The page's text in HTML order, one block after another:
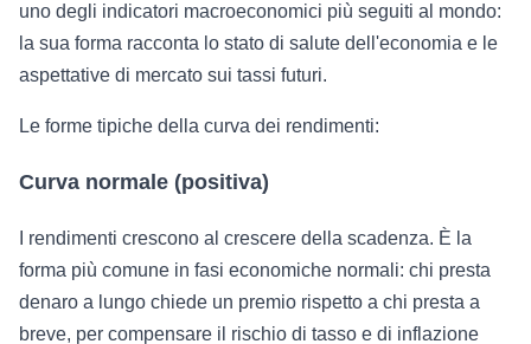
uno degli indicatori macroeconomici più seguiti al mondo:
la sua forma racconta lo stato di salute dell'economia e le
aspettative di mercato sui tassi futuri.
Le forme tipiche della curva dei rendimenti:
Curva normale (positiva)
I rendimenti crescono al crescere della scadenza. È la
forma più comune in fasi economiche normali: chi presta
denaro a lungo chiede un premio rispetto a chi presta a
breve, per compensare il rischio di tasso e di inflazione